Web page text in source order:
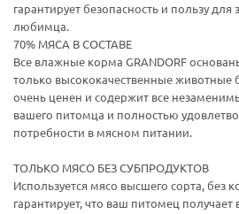
гарантирует безопасность и пользу для
любимца.
70% МЯСА В СОСТАВЕ
Все влажные корма GRANDORF
только высококачественные
очень ценен и содержит все
вашего питомца и полностью
потребности в мясном питании.
ТОЛЬКО МЯСО БЕЗ СУБПРОДУКТОВ
Используется мясо высшего сорта, без
гарантирует, что ваш питомец